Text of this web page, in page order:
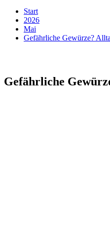
Start
2026
Mai
Gefährliche Gewürze?
Gefährliche